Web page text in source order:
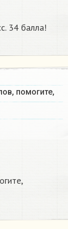
34 балла!
помогите,